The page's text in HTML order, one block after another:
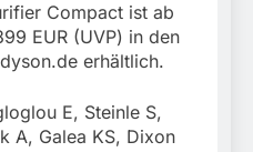
Compact ist ab
EUR (UVP) in den
erhältlich.
E, Steinle S,
A, Galea KS, Dixon